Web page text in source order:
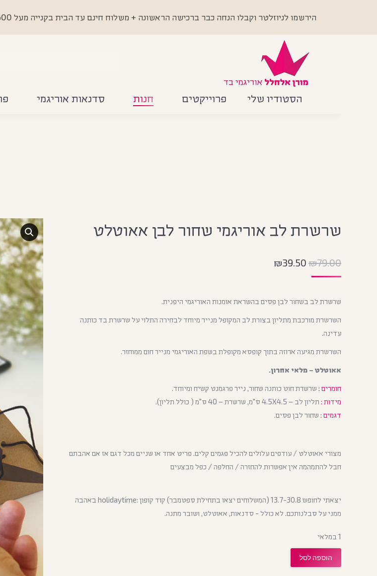
הסטודיו שלי פרוייקטים חנות סדנאות אוריגמי
שרשרת לב אוריגמי שחור לבן אאוטלט
₪79.00
₪39.50
שרשרת לב בשחור לבן פסים בהשראת אומנות האוריגמי היפנית.
השרשרת מורכבת מתליון בצורת לב המקופל מנייר מיוחד לבחירה התלוי על שרשרת בד כותנה
עדינה.
השרשרת מגיעה ארוזה בתוך קופסא מקופלת בשפת האוריגמי מנייר חום ממוחזר.
אאוטלט – מלאי אחרון.
חומרים : שרשרת חוט כותנה שחור, נייר פרגמנט קשיח ומיוחד.
מידות : תליון לב – 4.5X4.5 ס"מ, שרשרת – 40 ס"מ ( כולל תליון).
דגמים : שחור לבן פסים.
מצורי אאוטלט / עודפים עלולים להכיל פגמים קלים. פריט אחד או שניים מכל דגם אז אם אהבתם
חבל להתמהמה אין אפשרות להחזרה / החלפה / כפל מבצעים
יצאתי לחופש 13.7-30.8 (המשלוחים יצאו בתחילת ספטמבר) קוד קופון :holidaytime באהבה
ממני על סבלנותכם. לא כולל - סדנאות, אאוטלט, ושובר מתנה.
1 במלאי
הוספה לסל
הירשמו לניוזלטר וקבלו הנחה כבר ברכישה הראשונה + משלוח חינם עד הבית בקנייה מעל 600 שקלים